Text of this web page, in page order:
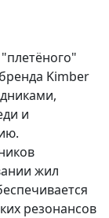
Kimber
и
жил
резонансов